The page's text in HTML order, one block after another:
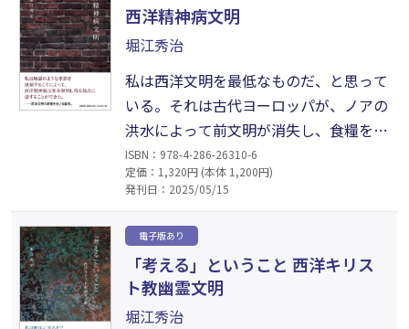
呼ばれている知識人の言わば教祖的人物
が丸山ではないかと思うに至ったのであ
る。
西洋精神病文明
堀江秀治
私は西洋文明を最低なものだ、と思って
いる。それは古代ヨーロッパが、ノアの
洪水によって前文明が消失し、食糧を求
めての戦争、略奪が絶え間なかったこと
による。彼らは戦争、略奪に加えて数学
層に蓄積することによって、キリスト教
は質（たち）の悪い歴史的古層をもつに
至ってしまったのである。それが本書で
述べる詐欺文明、精神病文明である。
ISBN：978-4-286-26310-6
定価：1,320円 (本体 1,200円)
発刊日：2025/05/15
電子版あり
「考える」ということ 西洋キリス
ト教幽霊文明
堀江秀治